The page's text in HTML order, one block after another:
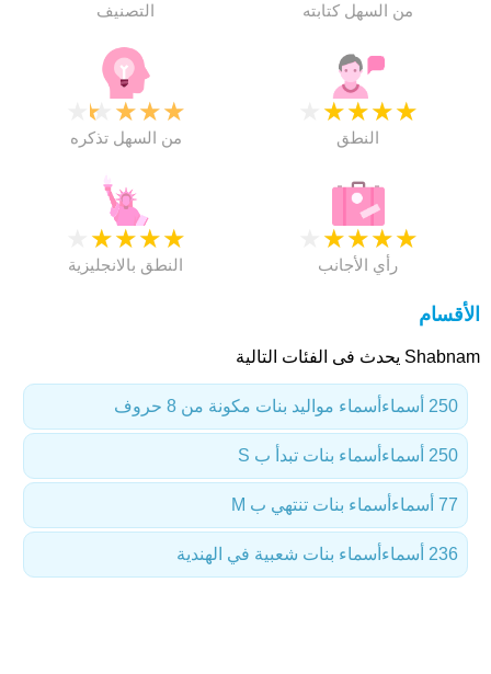
التصنيف من السهل كتابته
★
★
★
★
من السهل تذكره
★
★
★
★
النطق
★
★
★
★
النطق بالانجليزية
★
★
★
★
رأي الأجانب
الأقسام
Shabnam يحدث فى الفئات التالية
أسماء مواليد بنات مكونة من 8 حروف 250 أسماء
أسماء بنات تبدأ ب S 250 أسماء
أسماء بنات تنتهي ب M 77 أسماء
أسماء بنات شعبية في الهندية 236 أسماء